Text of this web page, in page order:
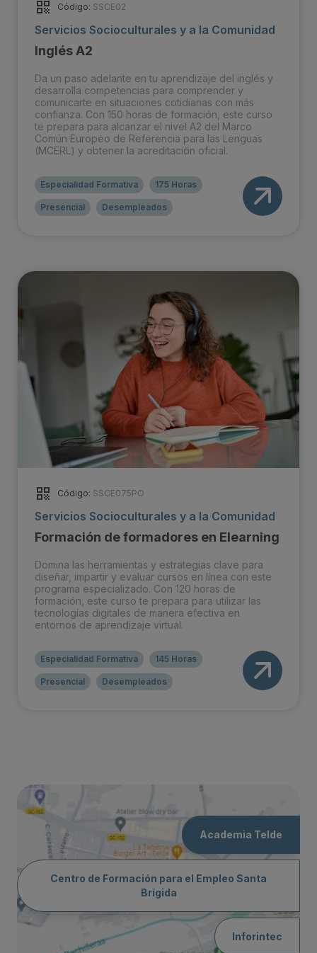
Código: SSCE02
Servicios Socioculturales y a la Comunidad
Inglés A2
Da un paso adelante en tu aprendizaje del inglés y
desarrolla competencias para comprender y
comunicarte en situaciones cotidianas con más
confianza. Con 150 horas de formación, este curso
te prepara para alcanzar el nivel A2 del Marco
Común Europeo de Referencia para las Lenguas
(MCERL) y obtener la acreditación oficial.
Especialidad Formativa 175 Horas
Presencial Desempleados
Código: SSCE075PO
Servicios Socioculturales y a la Comunidad
Formación de formadores en Elearning
Domina las herramientas y estrategias clave para
diseñar, impartir y evaluar cursos en línea con este
programa especializado. Con 120 horas de
formación, este curso te prepara para utilizar las
tecnologías digitales de manera efectiva en
entornos de aprendizaje virtual.
Especialidad Formativa 145 Horas
Presencial Desempleados
Academia Telde
Centro de Formación para el Empleo Santa
Brígida
Inforintec